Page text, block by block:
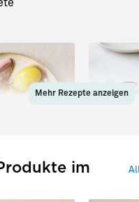
Mehr Rezepte anzeigen
im